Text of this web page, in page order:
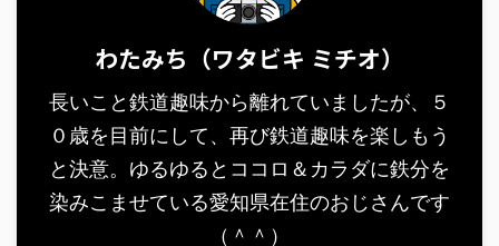
わたみち（ワタビキ ミチオ）
長いこと鉄道趣味から離れていましたが、５
０歳を目前にして、再び鉄道趣味を楽しもう
と決意。ゆるゆるとココロ＆カラダに鉄分を
染みこませている愛知県在住のおじさんです
（＾＾）